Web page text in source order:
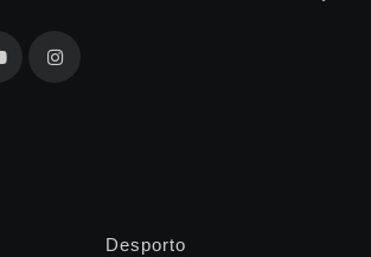
Desporto